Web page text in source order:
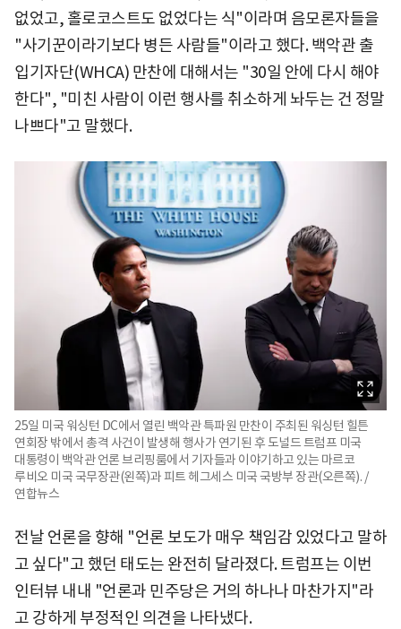
없었고, 홀로코스트도 없었다는 식"이라며 음모론자들을
"사기꾼이라기보다 병든 사람들"이라고 했다. 백악관 출
입기자단(WHCA) 만찬에 대해서는 "30일 안에 다시 해야
한다", "미친 사람이 이런 행사를 취소하게 놔두는 건 정말
나쁘다"고 말했다.
25일 미국 워싱턴 DC에서 열린 백악관 특파원 만찬이 주최된 워싱턴 힐튼
연회장 밖에서 총격 사건이 발생해 행사가 연기된 후 도널드 트럼프 미국
대통령이 백악관 언론 브리핑룸에서 기자들과 이야기하고 있는 마르코
루비오 미국 국무장관(왼쪽)과 피트 헤그세스 미국 국방부 장관(오른쪽). /
연합뉴스
전날 언론을 향해 "언론 보도가 매우 책임감 있었다고 말하
고 싶다"고 했던 태도는 완전히 달라졌다. 트럼프는 이번
인터뷰 내내 "언론과 민주당은 거의 하나나 마찬가지"라
고 강하게 부정적인 의견을 나타냈다.